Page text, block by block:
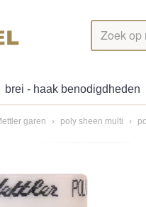
brei - haak benodigdheden
garen › poly sheen multi ›